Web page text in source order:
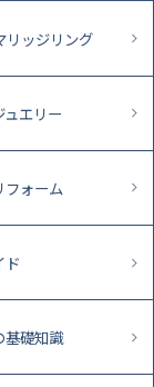
リッジリング
ュエリー
フォーム
ド
基礎知識